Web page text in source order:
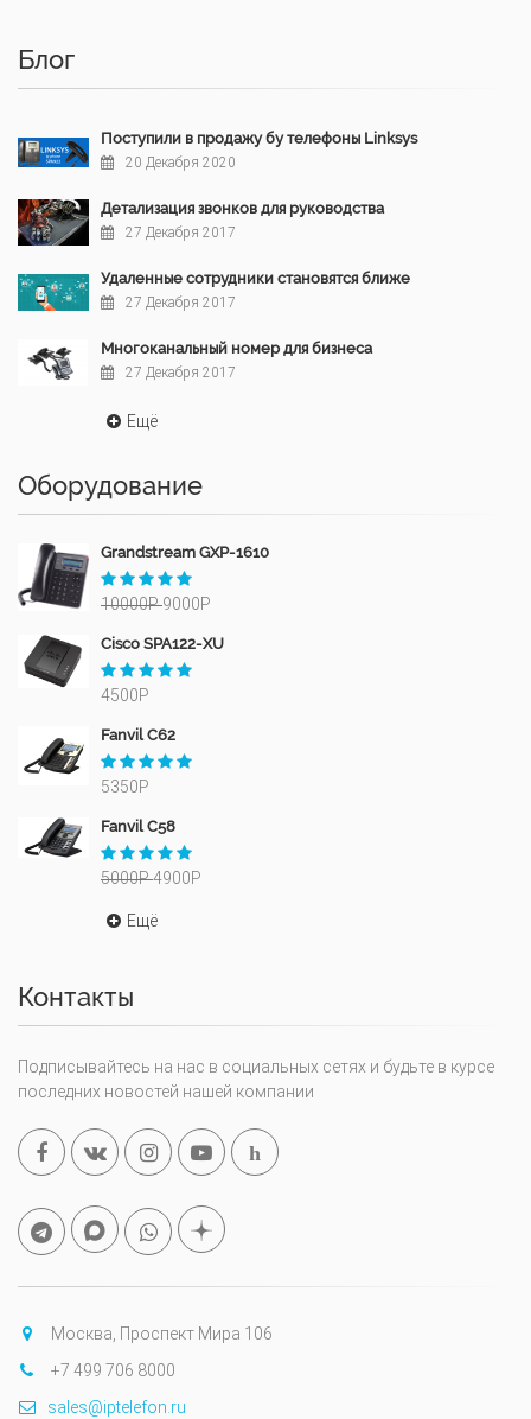
Блог
Поступили в продажу бу телефоны Linksys
20 Декабря 2020
Детализация звонков для руководства
27 Декабря 2017
Удаленные сотрудники становятся ближе
27 Декабря 2017
Многоканальный номер для бизнеса
27 Декабря 2017
Ещё
Оборудование
Grandstream GXP-1610
10000Р9000Р
Cisco SPA122-XU
4500Р
Fanvil C62
5350Р
Fanvil C58
5000Р4900Р
Ещё
Контакты
Подписывайтесь на нас в социальных сетях и будьте в курсе
последних новостей нашей компании
h
Москва, Проспект Мира 106
+7 499 706 8000
sales@iptelefon.ru